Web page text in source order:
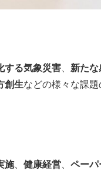
する気象災害
新た
創生などの様々な課
施、 健康経営
ペーパ